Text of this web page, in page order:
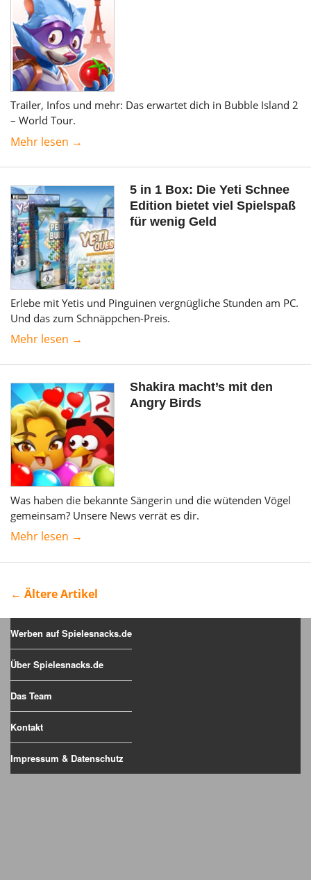
Trailer, Infos und mehr: Das erwartet dich in Bubble Island 2
– World Tour.
Mehr lesen →
5 in 1 Box: Die Yeti Schnee
Edition bietet viel Spielspaß
für wenig Geld
Erlebe mit Yetis und Pinguinen vergnügliche Stunden am PC.
Und das zum Schnäppchen-Preis.
Mehr lesen →
Shakira macht’s mit den
Angry Birds
Was haben die bekannte Sängerin und die wütenden Vögel
gemeinsam? Unsere News verrät es dir.
Mehr lesen →
← Ältere Artikel
Werben auf Spielesnacks.de
Über Spielesnacks.de
Das Team
Kontakt
Impressum & Datenschutz